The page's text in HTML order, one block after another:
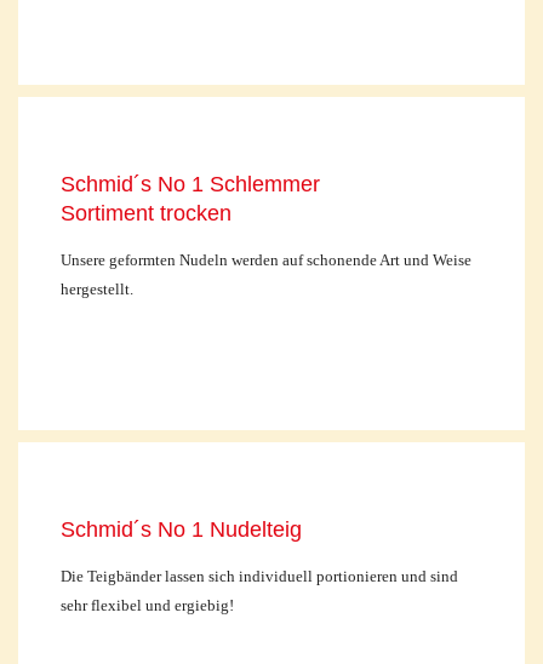
Schmid´s No 1 Schlemmer
Sortiment trocken
Unsere geformten Nudeln werden auf schonende Art und Weise
hergestellt.
Schmid´s No 1 Nudelteig
Die Teigbänder lassen sich individuell portionieren und sind
sehr flexibel und ergiebig!